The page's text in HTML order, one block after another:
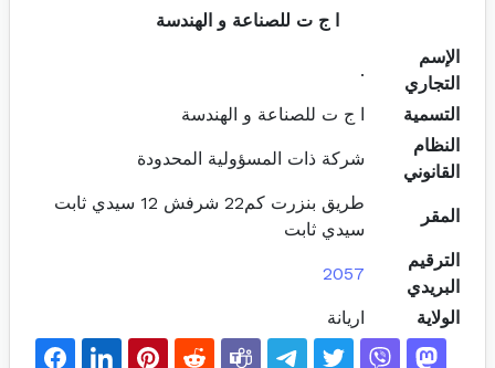
ا ج ت للصناعة و الهندسة
الإسم
التجاري
.
التسمية
ا ج ت للصناعة و الهندسة
النظام
القانوني
شركة ذات المسؤولية المحدودة
المقر
طريق بنزرت كم22 شرفش 12 سيدي ثابت
سيدي ثابت
الترقيم
البريدي
2057
الولاية اريانة